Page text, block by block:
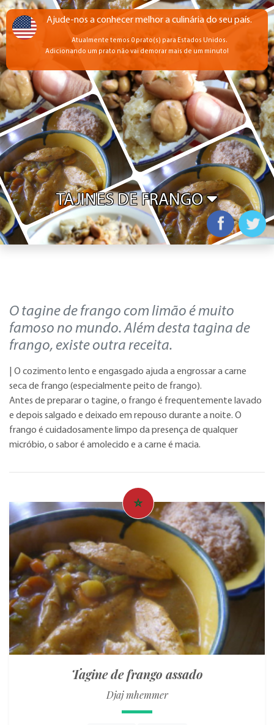
TAJINES DE FRANGO
O tagine de frango com limão é muito
famoso no mundo. Além desta tagina de
frango, existe outra receita.
| O cozimento lento e engasgado ajuda a engrossar a carne
seca de frango (especialmente peito de frango).
Antes de preparar o tagine, o frango é frequentemente lavado
e depois salgado e deixado em repouso durante a noite. O
frango é cuidadosamente limpo da presença de qualquer
micróbio, o sabor é amolecido e a carne é macia.
Tagine de frango assado
Djaj mhemmer
Ajude-nos a conhecer melhor a culinária do seu país.
Atualmente temos 0 prato(s) para Estados Unidos.
Adicionando um prato não vai demorar mais de um minuto!